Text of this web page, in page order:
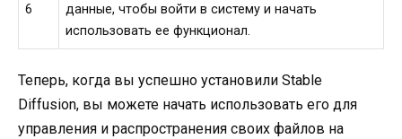
6
данные, чтобы войти в систему и начать
использовать ее функционал.
Теперь, когда вы успешно установили Stable
Diffusion, вы можете начать использовать его для
управления и распространения своих файлов на